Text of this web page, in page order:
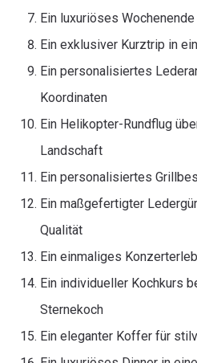
Ein luxuriöses
Ein exklusiver Kurztrip in
Ein personalisiertes
Koordinaten
Ein Helikopter-Rundflug
Landschaft
Ein personalisiertes
Ein maßgefertigter
Qualität
Ein einmaliges
Ein individueller Kochkurs
Sternekoch
Ein eleganter Koffer für